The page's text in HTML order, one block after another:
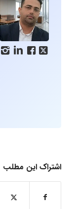
   
اشتراک این مطلب